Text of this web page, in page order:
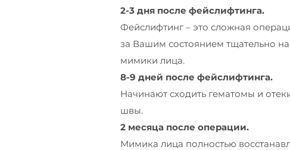
2-3 дня после фейслифтинга.
Фейслифтинг – это сложная
за Вашим состоянием тщательно
мимики лица.
8-9 дней после фейслифтинга.
Начинают сходить гематомы и
швы.
2 месяца после операции.
Мимика лица полностью